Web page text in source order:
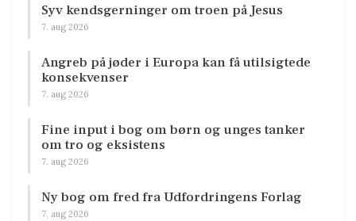
Syv kendsgerninger om troen på Jesus
7. aug 2026
Angreb på jøder i Europa kan få utilsigtede
konsekvenser
7. aug 2026
Fine input i bog om børn og unges tanker
om tro og eksistens
7. aug 2026
Ny bog om fred fra Udfordringens Forlag
7. aug 2026